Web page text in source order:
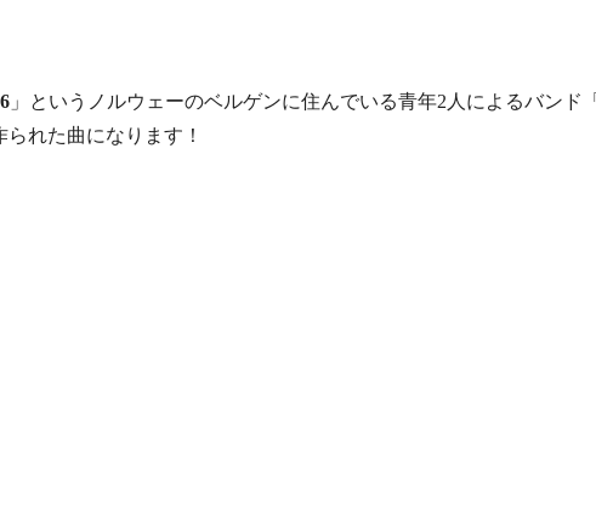
」というノルウェーのベルゲンに住んでいる青年2人によるバンド「
られた曲になります！